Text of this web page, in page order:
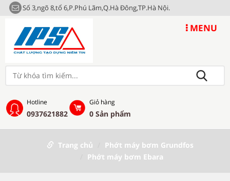
Số 3,ngõ 8,tổ 6,P.Phú Lãm,Q.Hà Đông,TP.Hà Nội.
MENU
Hotline
0937621882
Giỏ hàng
0 Sản phẩm
Trang chủ
Phớt máy bơm Grundfos
Phớt máy bơm Ebara